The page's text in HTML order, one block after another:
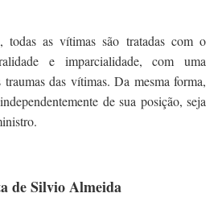
as vítimas são tratadas com o
e imparcialidade, com uma
traumas das vítimas. Da mesma forma,
de sua posição, seja
de Silvio Almeida